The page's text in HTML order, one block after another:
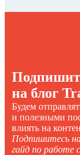
на блог
Будем
и полезными
влиять на
Подпишитесь
гайд по работе